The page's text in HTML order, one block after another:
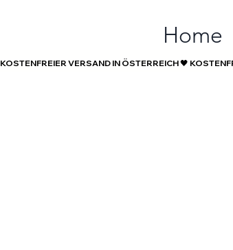
Home
KOSTENFREIER VERSAND IN ÖSTERREICH 🖤